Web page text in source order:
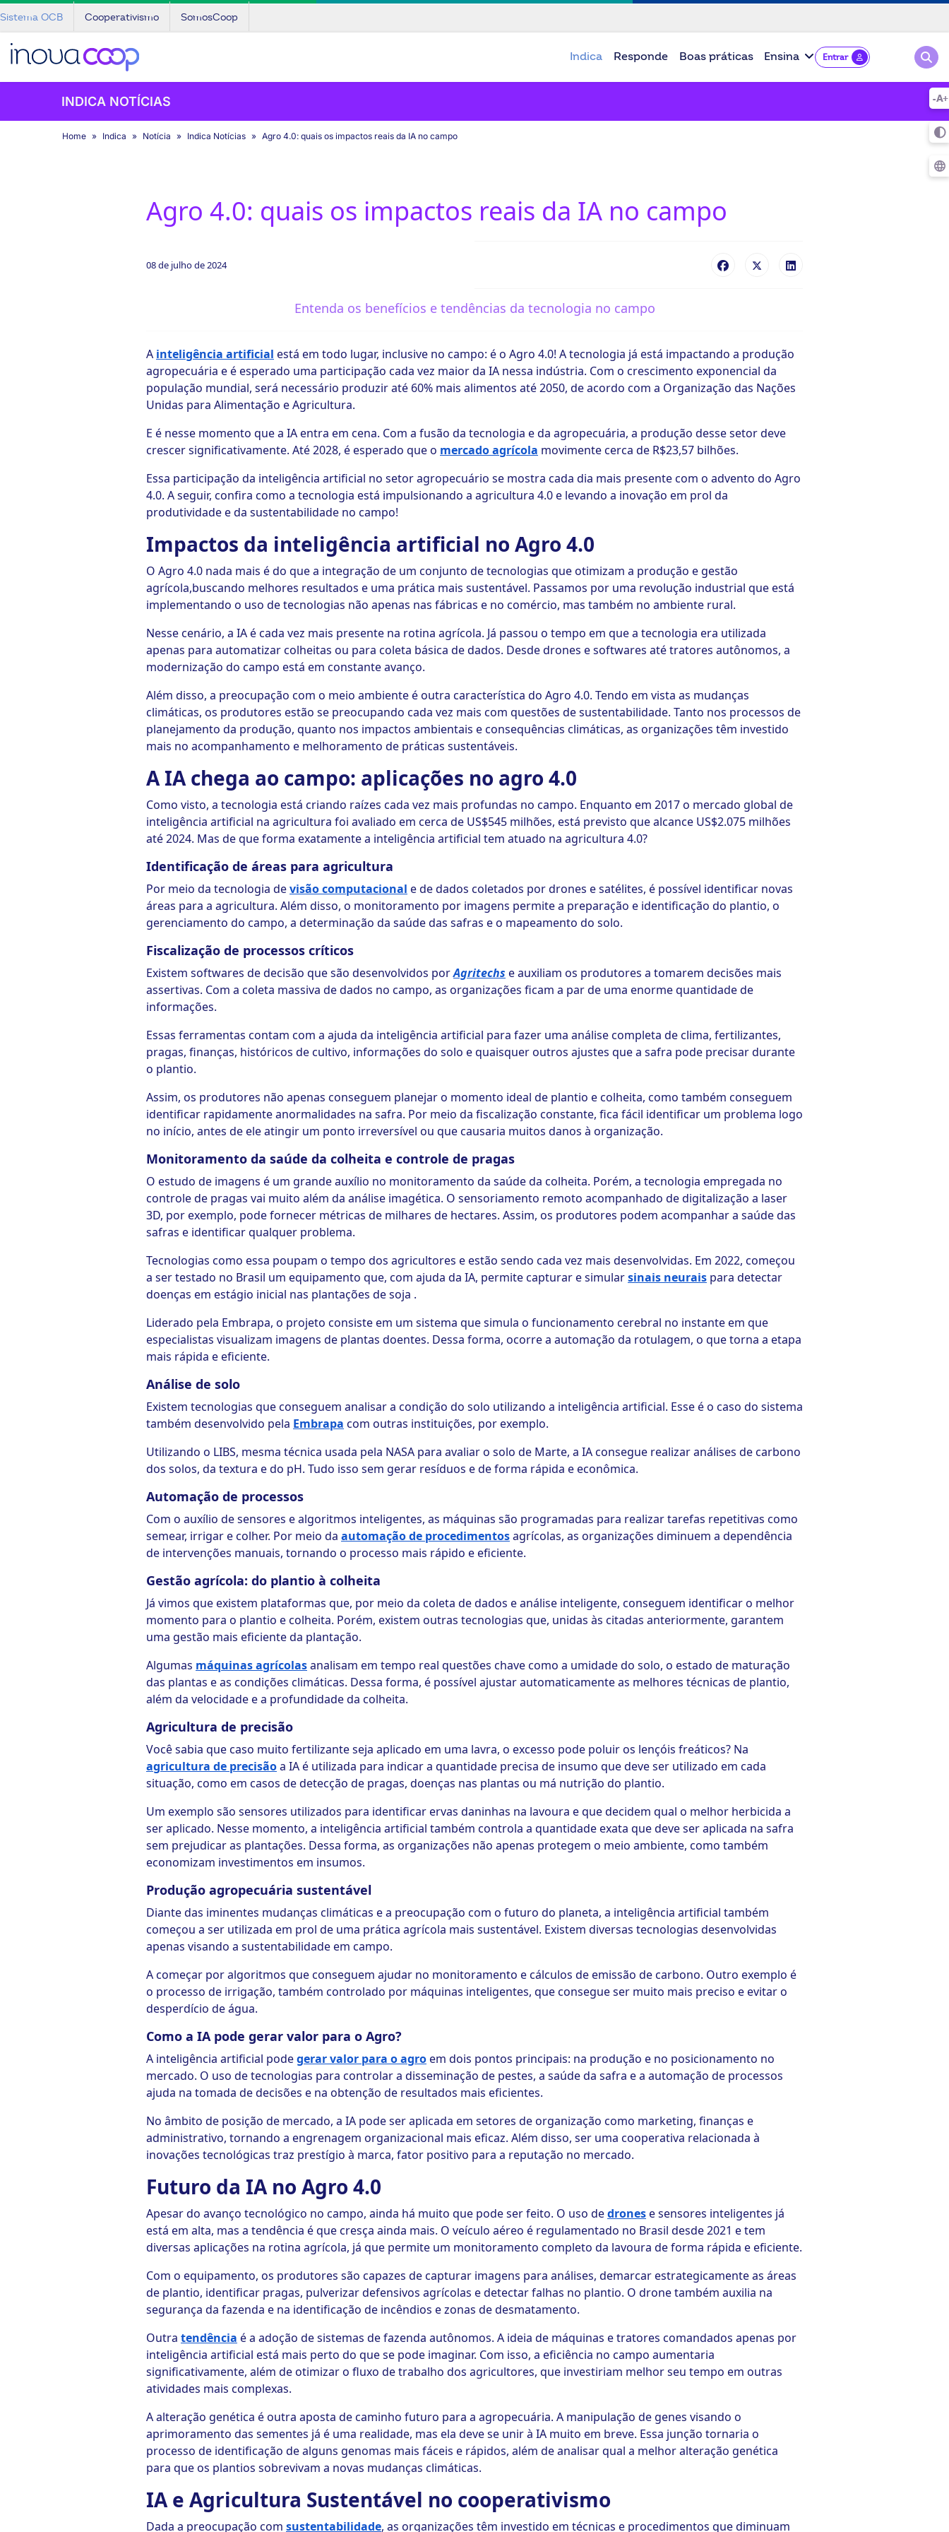
Sistema OCB Cooperativismo SomosCoop
Indica Responde Boas práticas Ensina Entrar
INDICA NOTÍCIAS
Home Indica Notícia Indica Notícias Agro 4.0: quais os impactos reais da IA no campo
Agro 4.0: quais os impactos reais da IA no campo
08 de julho de 2024
Entenda os benefícios e tendências da tecnologia no campo
A inteligência artificial está em todo lugar, inclusive no campo: é o Agro 4.0! A tecnologia já está impactando a produção
agropecuária e é esperado uma participação cada vez maior da IA nessa indústria. Com o crescimento exponencial da
população mundial, será necessário produzir até 60% mais alimentos até 2050, de acordo com a Organização das Nações
Unidas para Alimentação e Agricultura.
E é nesse momento que a IA entra em cena. Com a fusão da tecnologia e da agropecuária, a produção desse setor deve
crescer significativamente. Até 2028, é esperado que o mercado agrícola movimente cerca de R$23,57 bilhões.
Essa participação da inteligência artificial no setor agropecuário se mostra cada dia mais presente com o advento do Agro
4.0. A seguir, confira como a tecnologia está impulsionando a agricultura 4.0 e levando a inovação em prol da
produtividade e da sustentabilidade no campo!
Impactos da inteligência artificial no Agro 4.0
O Agro 4.0 nada mais é do que a integração de um conjunto de tecnologias que otimizam a produção e gestão
agrícola,buscando melhores resultados e uma prática mais sustentável. Passamos por uma revolução industrial que está
implementando o uso de tecnologias não apenas nas fábricas e no comércio, mas também no ambiente rural.
Nesse cenário, a IA é cada vez mais presente na rotina agrícola. Já passou o tempo em que a tecnologia era utilizada
apenas para automatizar colheitas ou para coleta básica de dados. Desde drones e softwares até tratores autônomos, a
modernização do campo está em constante avanço.
Além disso, a preocupação com o meio ambiente é outra característica do Agro 4.0. Tendo em vista as mudanças
climáticas, os produtores estão se preocupando cada vez mais com questões de sustentabilidade. Tanto nos processos de
planejamento da produção, quanto nos impactos ambientais e consequências climáticas, as organizações têm investido
mais no acompanhamento e melhoramento de práticas sustentáveis.
A IA chega ao campo: aplicações no agro 4.0
Como visto, a tecnologia está criando raízes cada vez mais profundas no campo. Enquanto em 2017 o mercado global de
inteligência artificial na agricultura foi avaliado em cerca de US$545 milhões, está previsto que alcance US$2.075 milhões
até 2024. Mas de que forma exatamente a inteligência artificial tem atuado na agricultura 4.0?
Identificação de áreas para agricultura
Por meio da tecnologia devisão computacional e de dados coletados por drones e satélites, é possível identificar novas
áreas para a agricultura. Além disso, o monitoramento por imagens permite a preparação e identificação do plantio, o
gerenciamento do campo, a determinação da saúde das safras e o mapeamento do solo.
Fiscalização de processos críticos
Existem softwares de decisão que são desenvolvidos porAgritechs e auxiliam os produtores a tomarem decisões mais
assertivas. Com a coleta massiva de dados no campo, as organizações ficam a par de uma enorme quantidade de
informações.
Essas ferramentas contam com a ajuda da inteligência artificial para fazer uma análise completa de clima, fertilizantes,
pragas, finanças, históricos de cultivo, informações do solo e quaisquer outros ajustes que a safra pode precisar durante
o plantio.
Assim, os produtores não apenas conseguem planejar o momento ideal de plantio e colheita, como também conseguem
identificar rapidamente anormalidades na safra. Por meio da fiscalização constante, fica fácil identificar um problema logo
no início, antes de ele atingir um ponto irreversível ou que causaria muitos danos à organização.
Monitoramento da saúde da colheita e controle de pragas
O estudo de imagens é um grande auxílio no monitoramento da saúde da colheita. Porém, a tecnologia empregada no
controle de pragas vai muito além da análise imagética. O sensoriamento remoto acompanhado de digitalização a laser
3D, por exemplo, pode fornecer métricas de milhares de hectares. Assim, os produtores podem acompanhar a saúde das
safras e identificar qualquer problema.
Tecnologias como essa poupam o tempo dos agricultores e estão sendo cada vez mais desenvolvidas. Em 2022, começou
a ser testado no Brasil um equipamento que, com ajuda da IA, permite capturar e simularsinais neurais para detectar
doenças em estágio inicial nas plantações de soja .
Liderado pela Embrapa, o projeto consiste em um sistema que simula o funcionamento cerebral no instante em que
especialistas visualizam imagens de plantas doentes. Dessa forma, ocorre a automação da rotulagem, o que torna a etapa
mais rápida e eficiente.
Análise de solo
Existem tecnologias que conseguem analisar a condição do solo utilizando a inteligência artificial. Esse é o caso do sistema
também desenvolvido pela Embrapa com outras instituições, por exemplo.
Utilizando o LIBS, mesma técnica usada pela NASA para avaliar o solo de Marte, a IA consegue realizar análises de carbono
dos solos, da textura e do pH. Tudo isso sem gerar resíduos e de forma rápida e econômica.
Automação de processos
Com o auxílio de sensores e algoritmos inteligentes, as máquinas são programadas para realizar tarefas repetitivas como
semear, irrigar e colher. Por meio da automação de procedimentosagrícolas, as organizações diminuem a dependência
de intervenções manuais, tornando o processo mais rápido e eficiente.
Gestão agrícola: do plantio à colheita
Já vimos que existem plataformas que, por meio da coleta de dados e análise inteligente, conseguem identificar o melhor
momento para o plantio e colheita. Porém, existem outras tecnologias que, unidas às citadas anteriormente, garantem
uma gestão mais eficiente da plantação.
Algumas máquinas agrícolasanalisam em tempo real questões chave como a umidade do solo, o estado de maturação
das plantas e as condições climáticas. Dessa forma, é possível ajustar automaticamente as melhores técnicas de plantio,
além da velocidade e a profundidade da colheita.
Agricultura de precisão
Você sabia que caso muito fertilizante seja aplicado em uma lavra, o excesso pode poluir os lençóis freáticos? Na
agricultura de precisãoa IA é utilizada para indicar a quantidade precisa de insumo que deve ser utilizado em cada
situação, como em casos de detecção de pragas, doenças nas plantas ou má nutrição do plantio.
Um exemplo são sensores utilizados para identificar ervas daninhas na lavoura e que decidem qual o melhor herbicida a
ser aplicado. Nesse momento, a inteligência artificial também controla a quantidade exata que deve ser aplicada na safra
sem prejudicar as plantações. Dessa forma, as organizações não apenas protegem o meio ambiente, como também
economizam investimentos em insumos.
Produção agropecuária sustentável
Diante das iminentes mudanças climáticas e a preocupação com o futuro do planeta, a inteligência artificial também
começou a ser utilizada em prol de uma prática agrícola mais sustentável. Existem diversas tecnologias desenvolvidas
apenas visando a sustentabilidade em campo.
A começar por algoritmos que conseguem ajudar no monitoramento e cálculos de emissão de carbono. Outro exemplo é
o processo de irrigação, também controlado por máquinas inteligentes, que consegue ser muito mais preciso e evitar o
desperdício de água.
Como a IA pode gerar valor para o Agro?
A inteligência artificial podegerar valor para o agroem dois pontos principais: na produção e no posicionamento no
mercado. O uso de tecnologias para controlar a disseminação de pestes, a saúde da safra e a automação de processos
ajuda na tomada de decisões e na obtenção de resultados mais eficientes.
No âmbito de posição de mercado, a IA pode ser aplicada em setores de organização como marketing, finanças e
administrativo, tornando a engrenagem organizacional mais eficaz. Além disso, ser uma cooperativa relacionada à
inovações tecnológicas traz prestígio à marca, fator positivo para a reputação no mercado.
Futuro da IA no Agro 4.0
Apesar do avanço tecnológico no campo, ainda há muito que pode ser feito. O uso dedronese sensores inteligentes já
está em alta, mas a tendência é que cresça ainda mais. O veículo aéreo é regulamentado no Brasil desde 2021 e tem
diversas aplicações na rotina agrícola, já que permite um monitoramento completo da lavoura de forma rápida e eficiente.
Com o equipamento, os produtores são capazes de capturar imagens para análises, demarcar estrategicamente as áreas
de plantio, identificar pragas, pulverizar defensivos agrícolas e detectar falhas no plantio. O drone também auxilia na
segurança da fazenda e na identificação de incêndios e zonas de desmatamento.
Outra tendência é a adoção de sistemas de fazenda autônomos. A ideia de máquinas e tratores comandados apenas por
inteligência artificial está mais perto do que se pode imaginar. Com isso, a eficiência no campo aumentaria
significativamente, além de otimizar o fluxo de trabalho dos agricultores, que investiriam melhor seu tempo em outras
atividades mais complexas.
A alteração genética é outra aposta de caminho futuro para a agropecuária. A manipulação de genes visando o
aprimoramento das sementes já é uma realidade, mas ela deve se unir à IA muito em breve. Essa junção tornaria o
processo de identificação de alguns genomas mais fáceis e rápidos, além de analisar qual a melhor alteração genética
para que os plantios sobrevivam a novas mudanças climáticas.
IA e Agricultura Sustentável no cooperativismo
Dada a preocupação com sustentabilidade, as organizações têm investido em técnicas e procedimentos que diminuam